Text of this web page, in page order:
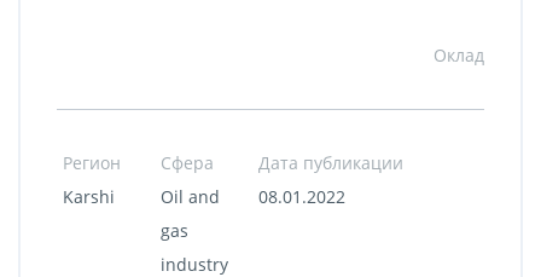
Оклад
Регион Сфера
Дата публикации
Karshi
Oil and
gas
industry
08.01.2022